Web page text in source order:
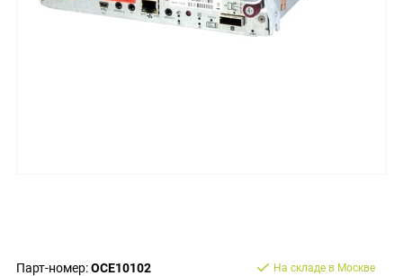
Парт-номер:OCE10102 На складе в Москве